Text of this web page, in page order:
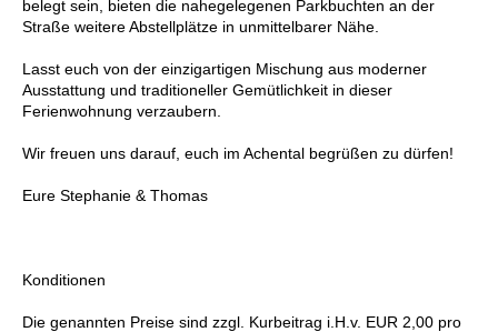
belegt sein, bieten die nahegelegenen Parkbuchten an der
Straße weitere Abstellplätze in unmittelbarer Nähe.
Lasst euch von der einzigartigen Mischung aus moderner
Ausstattung und traditioneller Gemütlichkeit in dieser
Ferienwohnung verzaubern.
Wir freuen uns darauf, euch im Achental begrüßen zu dürfen!
Eure Stephanie & Thomas
Konditionen
Die genannten Preise sind zzgl. Kurbeitrag i.H.v. EUR 2,00 pro